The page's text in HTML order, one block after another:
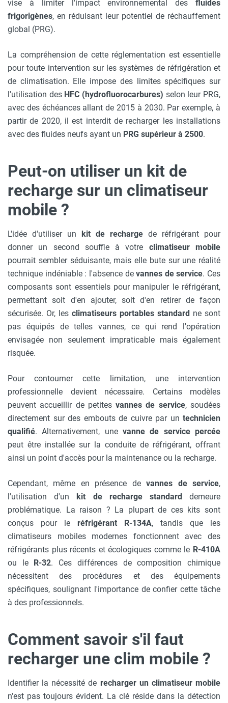
vise à limiter l'impact environnemental des fluides
frigorigènes, en réduisant leur potentiel de réchauffement
global (PRG).
La compréhension de cette réglementation est essentielle
pour toute intervention sur les systèmes de réfrigération et
de climatisation. Elle impose des limites spécifiques sur
l'utilisation des HFC (hydrofluorocarbures) selon leur PRG,
avec des échéances allant de 2015 à 2030. Par exemple, à
partir de 2020, il est interdit de recharger les installations
avec des fluides neufs ayant un PRG supérieur à 2500.
Peut-on utiliser un kit de
recharge sur un climatiseur
mobile ?
L'idée d'utiliser un kit de recharge de réfrigérant pour
donner un second souffle à votre climatiseur mobile
pourrait sembler séduisante, mais elle bute sur une réalité
technique indéniable : l'absence devannes de service. Ces
composants sont essentiels pour manipuler le réfrigérant,
permettant soit d'en ajouter, soit d'en retirer de façon
sécurisée. Or, les climatiseurs portables standard ne sont
pas équipés de telles vannes, ce qui rend l'opération
envisagée non seulement impraticable mais également
risquée.
Pour contourner cette limitation, une intervention
professionnelle devient nécessaire. Certains modèles
peuvent accueillir de petitesvannes de service, soudées
directement sur des embouts de cuivre par un technicien
qualifié. Alternativement, une vanne de service percée
peut être installée sur la conduite de réfrigérant, offrant
ainsi un point d'accès pour la maintenance ou la recharge.
Cependant, même en présence devannes de service,
l'utilisation d'un
kit de recharge standard
demeure
problématique. La raison ? La plupart de ces kits sont
conçus pour le réfrigérant R-134A, tandis que les
climatiseurs mobiles modernes fonctionnent avec des
réfrigérants plus récents et écologiques comme le R-410A
ou le
R-32. Ces différences de composition chimique
nécessitent des procédures et des équipements
spécifiques, soulignant l'importance de confier cette tâche
à des professionnels.
Comment savoir s'il faut
recharger une clim mobile ?
Identifier la nécessité de recharger un climatiseur mobile
n'est pas toujours évident. La clé réside dans la détection